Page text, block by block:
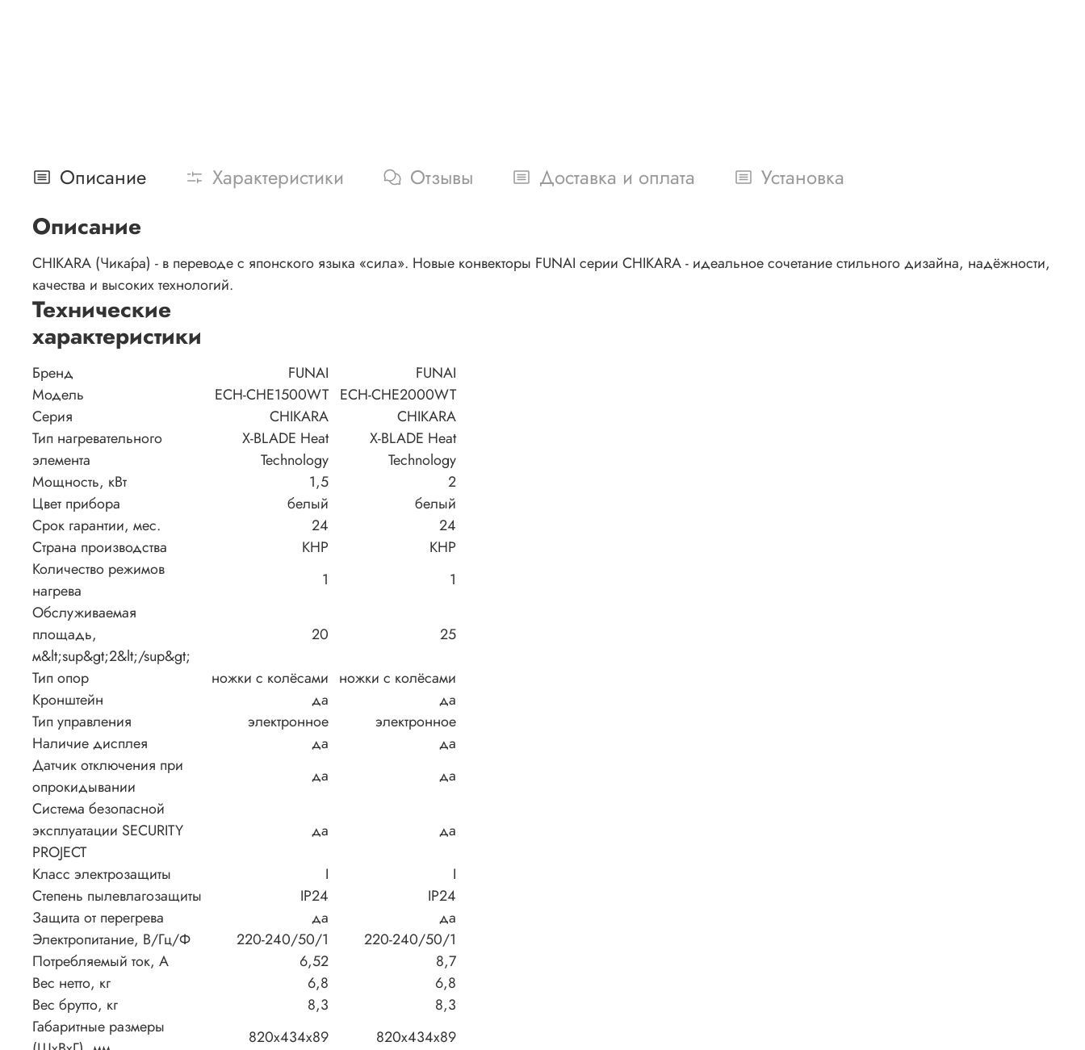
Описание Характеристики Отзывы Доставка и оплата Установка
Описание
CHIKARA (Чика́ра) - в переводе с японского языка «сила». Новые конвекторы FUNAI серии CHIKARA - идеальное сочетание стильного дизайна, надёжности,
качества и высоких технологий.
Технические
характеристики
Бренд FUNAI
FUNAI
Модель
ECH-CHE1500WT ECH-CHE2000WT
Серия
CHIKARA
CHIKARA
Тип нагревательного
элемента
X-BLADE Heat
Technology
X-BLADE Heat
Technology
Мощность, кВт
1,5
2
Цвет прибора
белый
белый
Срок гарантии, мес.
24
24
Страна производства
КНР
КНР
Количество режимов
нагрева
1
1
Обслуживаемая
площадь,
м&lt;sup&gt;2&lt;/sup&gt;
20 25
Тип опор ножки с колёсами ножки с колёсами
Кронштейн
да
да
Тип управления
электронное
электронное
Наличие дисплея
да
да
Датчик отключения при
опрокидывании
да
да
Система безопасной
эксплуатации SECURITY
PROJECT
да да
Класс электрозащиты I
I
Степень пылевлагозащиты
IP24
IP24
Защита от перегрева
да
да
Электропитание, В/Гц/Ф
220-240/50/1
220-240/50/1
Потребляемый ток, А
6,52
8,7
Вес нетто, кг
6,8
6,8
Вес брутто, кг
8,3
8,3
Габаритные размеры
820x434x89
820x434x89